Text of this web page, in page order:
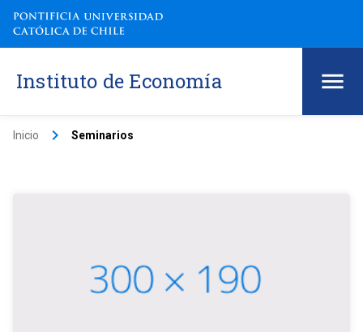
Instituto de Economía
Inicio keyboard_arrow_right Seminarios